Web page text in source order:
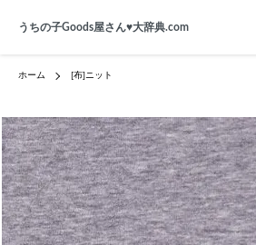
うちの子Goods屋さん♥︎大辞典.com
ホーム [布]ニット